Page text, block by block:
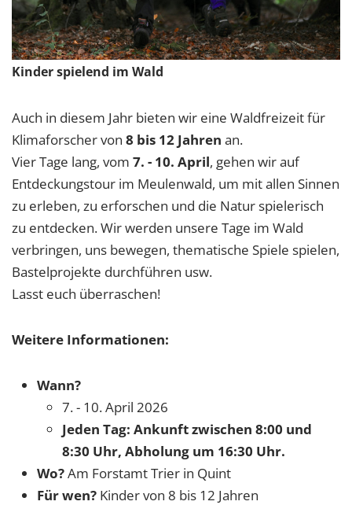
Kinder spielend im Wald
Auch in diesem Jahr bieten wir eine Waldfreizeit für
Klimaforscher von 8 bis 12 Jahren an.
Vier Tage lang, vom 7. - 10. April, gehen wir auf
Entdeckungstour im Meulenwald, um mit allen Sinnen
zu erleben, zu erforschen und die Natur spielerisch
zu entdecken. Wir werden unsere Tage im Wald
verbringen, uns bewegen, thematische Spiele spielen,
Bastelprojekte durchführen usw.
Lasst euch überraschen!
Weitere Informationen:
Wann?
7. - 10. April 2026
Jeden Tag: Ankunft zwischen 8:00 und
8:30 Uhr, Abholung um 16:30 Uhr.
Wo?Am Forstamt Trier in Quint
Für wen? Kinder von 8 bis 12 Jahren